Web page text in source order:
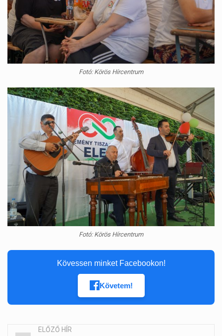
Fotó: Körös Hírcentrum
Fotó: Körös Hírcentrum
Kövessen minket Facebookon!
Követem!
ELŐZŐ HÍR